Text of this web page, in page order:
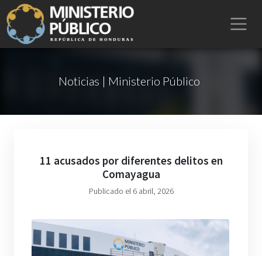
Noticias | Ministerio Público
11 acusados por diferentes delitos en
Comayagua
Publicado el 6 abril, 2026